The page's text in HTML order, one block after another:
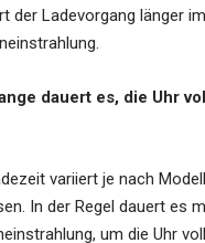
der Ladevorgang länger
dauert es, die Uhr
variiert je nach
In der Regel dauert es
um die Uhr